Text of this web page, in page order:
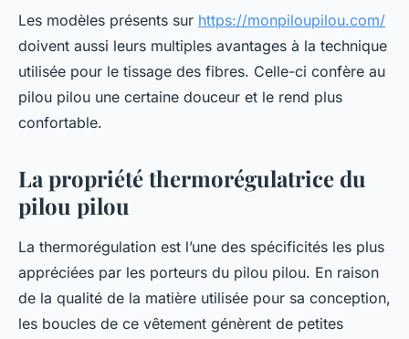
Les modèles présents sur https://monpiloupilou.com/
doivent aussi leurs multiples avantages à la technique
utilisée pour le tissage des fibres. Celle-ci confère au
pilou pilou une certaine douceur et le rend plus
confortable.
La propriété thermorégulatrice du
pilou pilou
La thermorégulation est l’une des spécificités les plus
appréciées par les porteurs du pilou pilou. En raison
de la qualité de la matière utilisée pour sa conception,
les boucles de ce vêtement génèrent de petites